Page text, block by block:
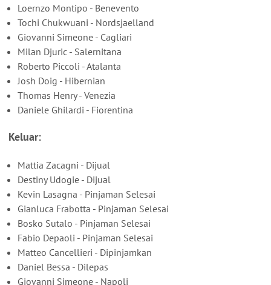
Loernzo Montipo - Benevento
Tochi Chukwuani - Nordsjaelland
Giovanni Simeone - Cagliari
Milan Djuric - Salernitana
Roberto Piccoli - Atalanta
Josh Doig - Hibernian
Thomas Henry - Venezia
Daniele Ghilardi - Fiorentina
Keluar:
Mattia Zacagni - Dijual
Destiny Udogie - Dijual
Kevin Lasagna - Pinjaman Selesai
Gianluca Frabotta - Pinjaman Selesai
Bosko Sutalo - Pinjaman Selesai
Fabio Depaoli - Pinjaman Selesai
Matteo Cancellieri - Dipinjamkan
Daniel Bessa - Dilepas
Giovanni Simeone - Napoli